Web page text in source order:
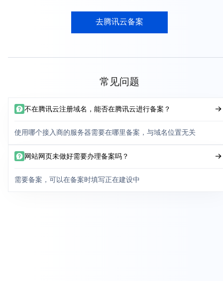
去腾讯云备案
常见问题
不在腾讯云注册域名，能否在腾讯云进行备案？
使用哪个接入商的服务器需要在哪里备案，与域名位置无关
网站网页未做好需要办理备案吗？
需要备案，可以在备案时填写正在建设中